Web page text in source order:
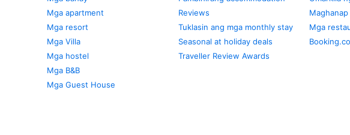
Mga apartment
Mga resort
Mga Villa
Mga hostel
Mga B&B
Mga Guest House
Reviews
Tuklasin ang mga monthly stay
Seasonal at holiday deals
Traveller Review Awards
Mga